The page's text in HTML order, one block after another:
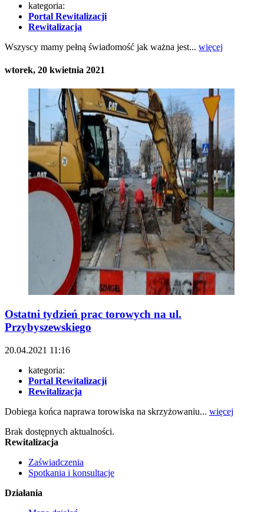
kategoria:
Portal Rewitalizacji
Rewitalizacja
Wszyscy mamy pełną świadomość jak ważna jest... więcej
wtorek, 20 kwietnia 2021
Ostatni tydzień prac torowych na ul.
Przybyszewskiego
20.04.2021 11:16
kategoria:
Portal Rewitalizacji
Rewitalizacja
Dobiega końca naprawa torowiska na skrzyżowaniu... więcej
Brak dostępnych aktualności.
Rewitalizacja
Zaświadczenia
Spotkania i konsultacje
Działania